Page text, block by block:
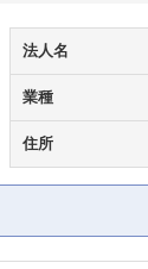
法人名
業種
住所